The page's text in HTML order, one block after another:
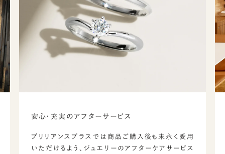
安心・充実のアフターサービス
ブリリアンスプラスでは商品ご購入後も末永く愛用
いただけるよう、ジュエリーのアフターケアサービス